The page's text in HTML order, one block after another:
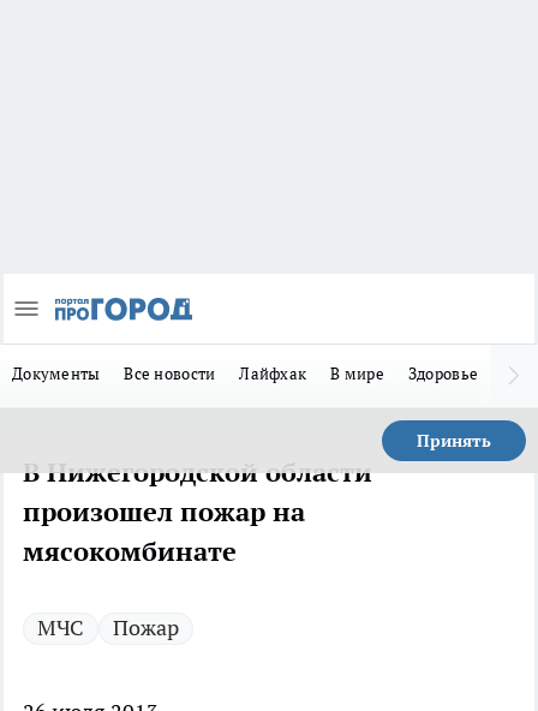
Документы Все новости Лайфхак В мире Здоровье
Принять
В Нижегородской области
произошел пожар на
мясокомбинате
МЧС Пожар